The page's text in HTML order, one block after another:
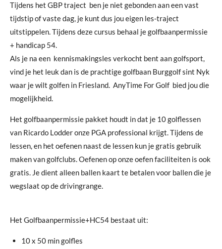
Tijdens het GBP traject ben je niet gebonden aan een vast
tijdstip of vaste dag, je kunt dus jou eigen les-traject
uitstippelen. Tijdens dezecursus behaal je golfbaanpermissie
+ handicap 54.
Als je na een kennismakingsles verkocht bent aan golfsport,
vind je het leuk dan is de prachtige golfbaan Burggolf sint Nyk
waar je wilt golfen in Friesland. AnyTime For Golf bied jou die
mogelijkheid.
Het golfbaanpermissie pakket houdt in dat je 10 golflessen
van Ricardo Lodder onze PGA professional krijgt. Tijdens de
lessen, en het oefenen naast de lessen kun je gratis gebruik
maken van golfclubs. Oefenen op onze oefen faciliteiten is ook
gratis. Je dient alleen ballen kaart te betalen voor ballen die je
wegslaat op de drivingrange.
Het Golfbaanpermissie+HC54 bestaat uit:
10 x 50 min golfles